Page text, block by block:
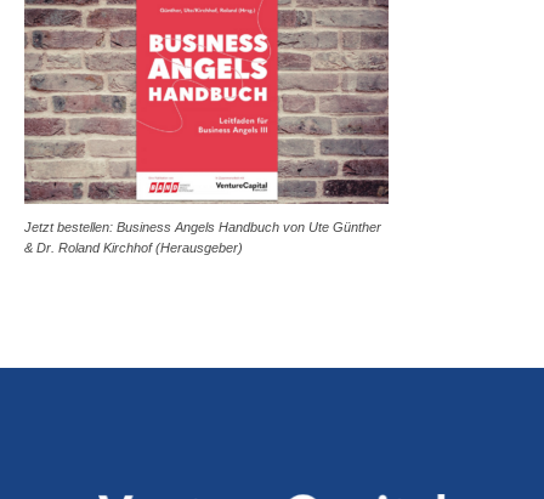
Jetzt bestellen: Business Angels Handbuch von Ute Günther
& Dr. Roland Kirchhof (Herausgeber)